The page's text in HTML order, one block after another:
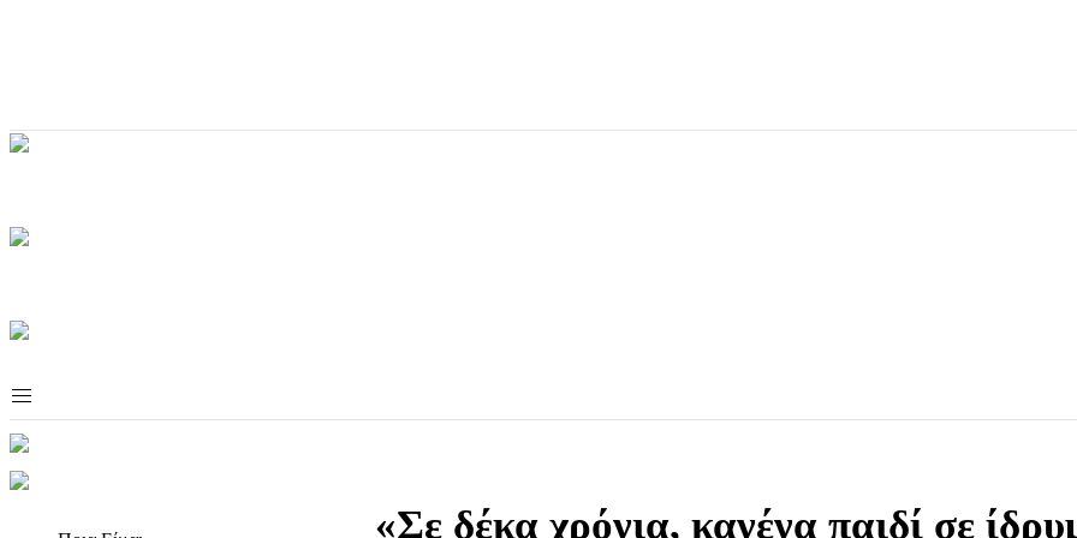
«Σε δέκα χρόνια, κανένα παιδί σε